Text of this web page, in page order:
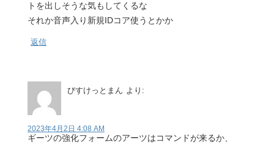
トを出しそうな気もしてくるな
それか音声入り新規IDコア使うとかか
返信
びすけっとまん より:
2023年4月2日 4:08 AM
ギーツの強化フォームのアーツはコマンドが来るか、